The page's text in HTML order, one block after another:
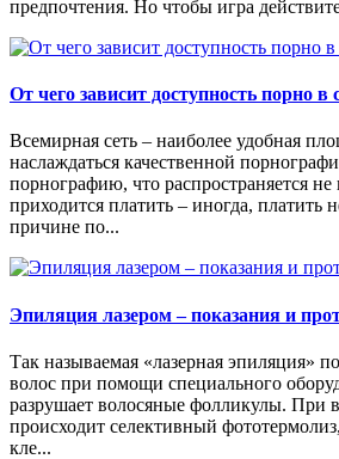
предпочтения. Но чтобы игра
От чего зависит доступность порно в
Всемирная сеть – наиболее удобная
наслаждаться качественной
порнографию, что распространяется не
приходится платить – иногда, платить
причине по...
Эпиляция лазером – показания и
Так называемая «лазерная эпиляция»
волос при помощи специального
разрушает волосяные фолликулы. При
происходит селективный
кле...